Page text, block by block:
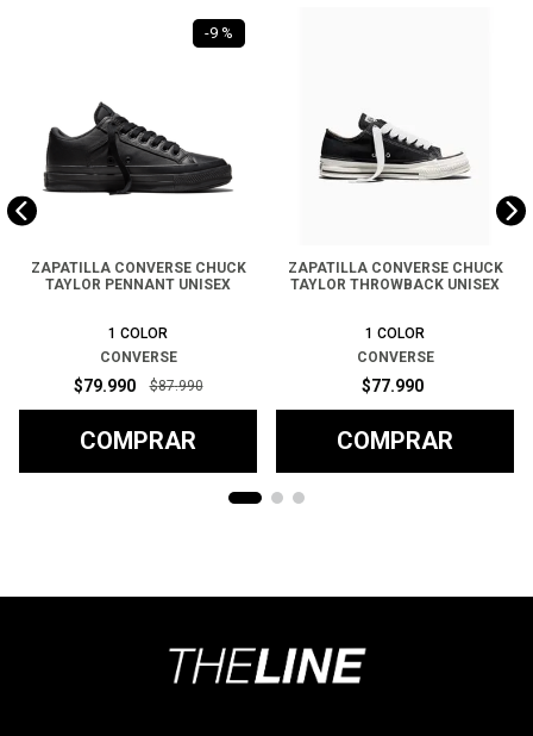
-9 %
ZAPATILLA CONVERSE CHUCK
TAYLOR PENNANT UNISEX
1 COLOR
CONVERSE
$79.990 $87.990
COMPRAR
ZAPATILLA CONVERSE CHUCK
TAYLOR THROWBACK UNISEX
1 COLOR
CONVERSE
$77.990
COMPRAR